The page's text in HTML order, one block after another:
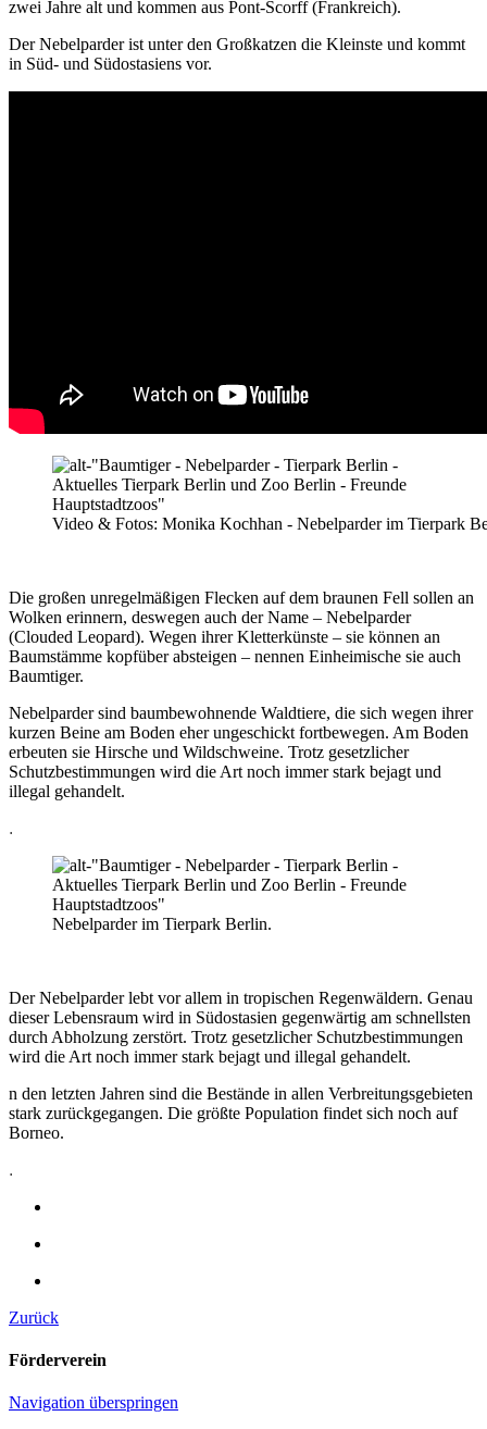
zwei Jahre alt und kommen aus Pont-Scorff (Frankreich).
Der Nebelparder ist unter den Großkatzen die Kleinste und kommt
in Süd- und Südostasiens vor.
Video & Fotos: Monika Kochhan - Nebelparder im Tierpark
Die großen unregelmäßigen Flecken auf dem braunen Fell sollen an
Wolken erinnern, deswegen auch der Name – Nebelparder
(Clouded Leopard). Wegen ihrer Kletterkünste – sie können an
Baumstämme kopfüber absteigen – nennen Einheimische sie auch
Baumtiger.
Nebelparder sind baumbewohnende Waldtiere, die sich wegen ihrer
kurzen Beine am Boden eher ungeschickt fortbewegen. Am Boden
erbeuten sie Hirsche und Wildschweine. Trotz gesetzlicher
Schutzbestimmungen wird die Art noch immer stark bejagt und
illegal gehandelt.
.
Nebelparder im Tierpark Berlin.
Der Nebelparder lebt vor allem in tropischen Regenwäldern. Genau
dieser Lebensraum wird in Südostasien gegenwärtig am schnellsten
durch Abholzung zerstört. Trotz gesetzlicher Schutzbestimmungen
wird die Art noch immer stark bejagt und illegal gehandelt.
n den letzten Jahren sind die Bestände in allen Verbreitungsgebieten
stark zurückgegangen. Die größte Population findet sich noch auf
Borneo.
.
Zurück
Förderverein
Navigation überspringen